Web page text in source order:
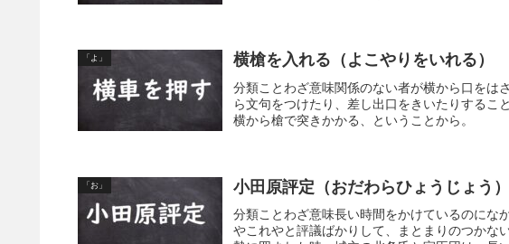
「よ」 横槍を入れる（よこやりをいれる）
分類ことわざ意味関係のない者が横から口をは
ら文句をつけたり、差し出口をきいたりするこ
横から槍で突きかかる、ということから。
「お」 小田原評定（おだわらひょうじょう）
分類ことわざ意味長い時間をかけているのにな
やこれやと評議ばかりして、まとまりのつかな